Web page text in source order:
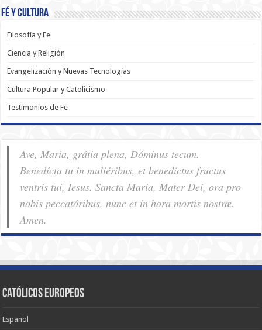
Fé y Cultura
Filosofía y Fe
Ciencia y Religión
Evangelización y Nuevas Tecnologías
Cultura Popular y Catolicismo
Testimonios de Fe
Ave, Maria, grátia plena, Dóminus tecum.
Benedícta tu in muliéribus, et benedíctus fructus
ventris tui, Iesus. Sancta Maria, Mater Dei, ora pro
nobis pec­ca­tóribus, nunc et in hora mortis nostræ.
Amen.
Católicos Europeos
Español